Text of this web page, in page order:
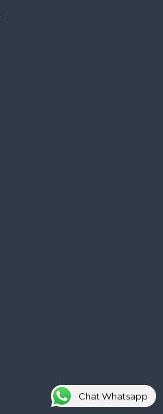
Chat Whatsapp